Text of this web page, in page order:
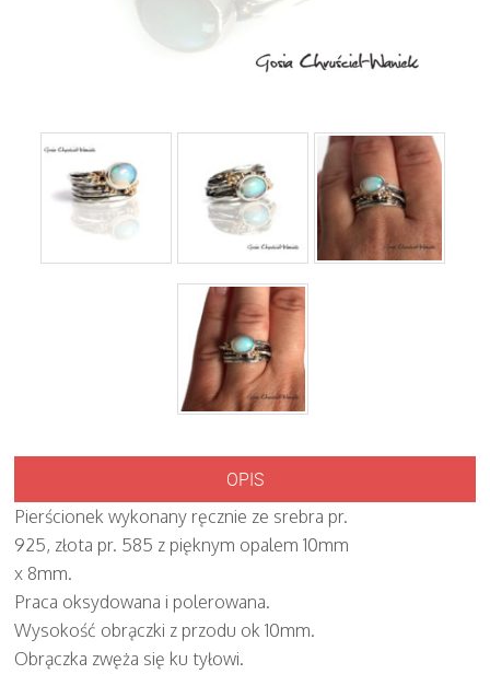
OPIS
Pierścionek wykonany ręcznie ze srebra pr.
925, złota pr. 585 z pięknym opalem 10mm
x 8mm.
Praca oksydowana i polerowana.
Wysokość obrączki z przodu ok 10mm.
Obrączka zwęża się ku tyłowi.